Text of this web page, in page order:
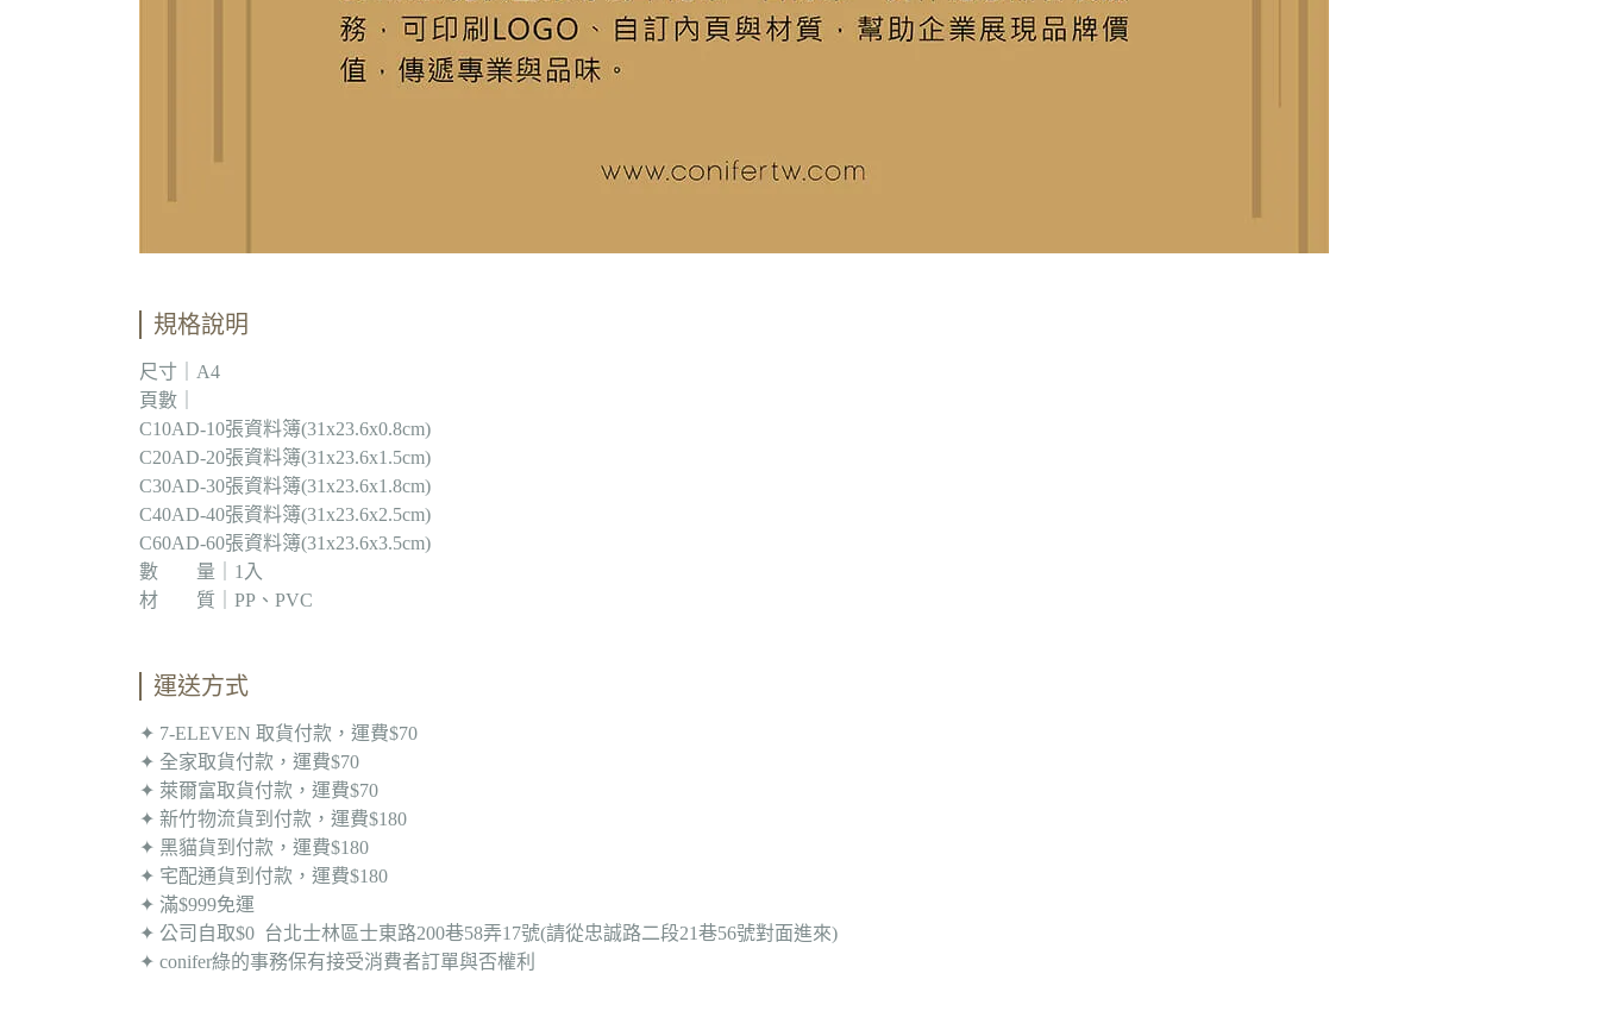
規格說明
尺寸｜A4
頁數｜
C10AD-10張資料簿(31x23.6x0.8cm)
C20AD-20張資料簿(31x23.6x1.5cm)
C30AD-30張資料簿(31x23.6x1.8cm)
C40AD-40張資料簿(31x23.6x2.5cm)
C60AD-60張資料簿(31x23.6x3.5cm)
數 量｜1入
材 質｜PP、PVC
運送方式
✦ 7-ELEVEN 取貨付款，運費$70
✦ 全家取貨付款，運費$70
✦ 萊爾富取貨付款，運費$70
✦ 新竹物流貨到付款，運費$180
✦ 黑貓貨到付款，運費$180
✦ 宅配通貨到付款，運費$180
✦ 滿$999免運
✦ 公司自取$0 台北士林區士東路200巷58弄17號(請從忠誠路二段21巷56號對面進來)
✦ conifer綠的事務保有接受消費者訂單與否權利